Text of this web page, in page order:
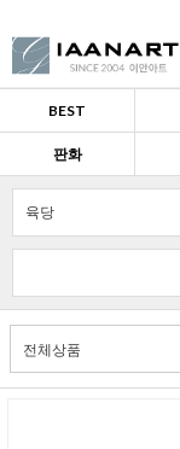
BEST
판화